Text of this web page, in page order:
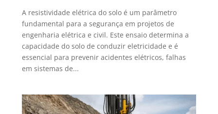
A resistividade elétrica do solo é um parâmetro
fundamental para a segurança em projetos de
engenharia elétrica e civil. Este ensaio determina a
capacidade do solo de conduzir eletricidade e é
essencial para prevenir acidentes elétricos, falhas
em sistemas de...